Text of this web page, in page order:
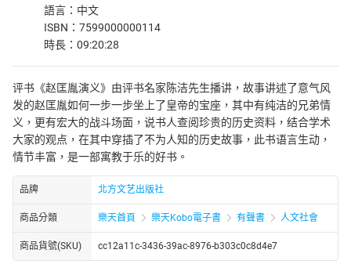
語言：中文
ISBN：7599000000114
時長：09:20:28
评书《赵匡胤演义》由评书名家陈洁先生播讲，故事讲述了意气风
发的赵匡胤如何一步一步坐上了皇帝的宝座，其中有纯洁的兄弟情
义，更有宏大的战斗场面，说书人查阅珍贵的历史资料，结合学术
大家的观点，在其中穿插了不为人知的历史故事，此书语言生动，
情节丰富，是一部寓教于乐的好书。
品牌 北方文艺出版社
商品分類 樂天首頁 樂天Kobo電子書 有聲書 人文社會
商品貨號(SKU) cc12a11c-3436-39ac-8976-b303c0c8d4e7